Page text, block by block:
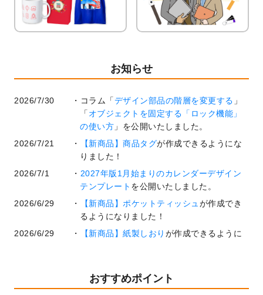
お知らせ
2026/7/30 コラム「デザイン部品の階層を変更する 」
「 オブジェクトを固定する「ロック機能」
の使い方 」を公開いたしました。
2026/7/21
【新商品】商品タグが作成できるようにな
りました！
2026/7/1
2027年版1月始まりのカレンダーデザイン
テンプレート を公開いたしました。
2026/6/29
【新商品】ポケットティッシュが作成でき
るようになりました！
2026/6/29
【新商品】紙製しおり が作成できるように
業効率を上げる便利な操作方法3選！
開いたしました。
おすすめポイント